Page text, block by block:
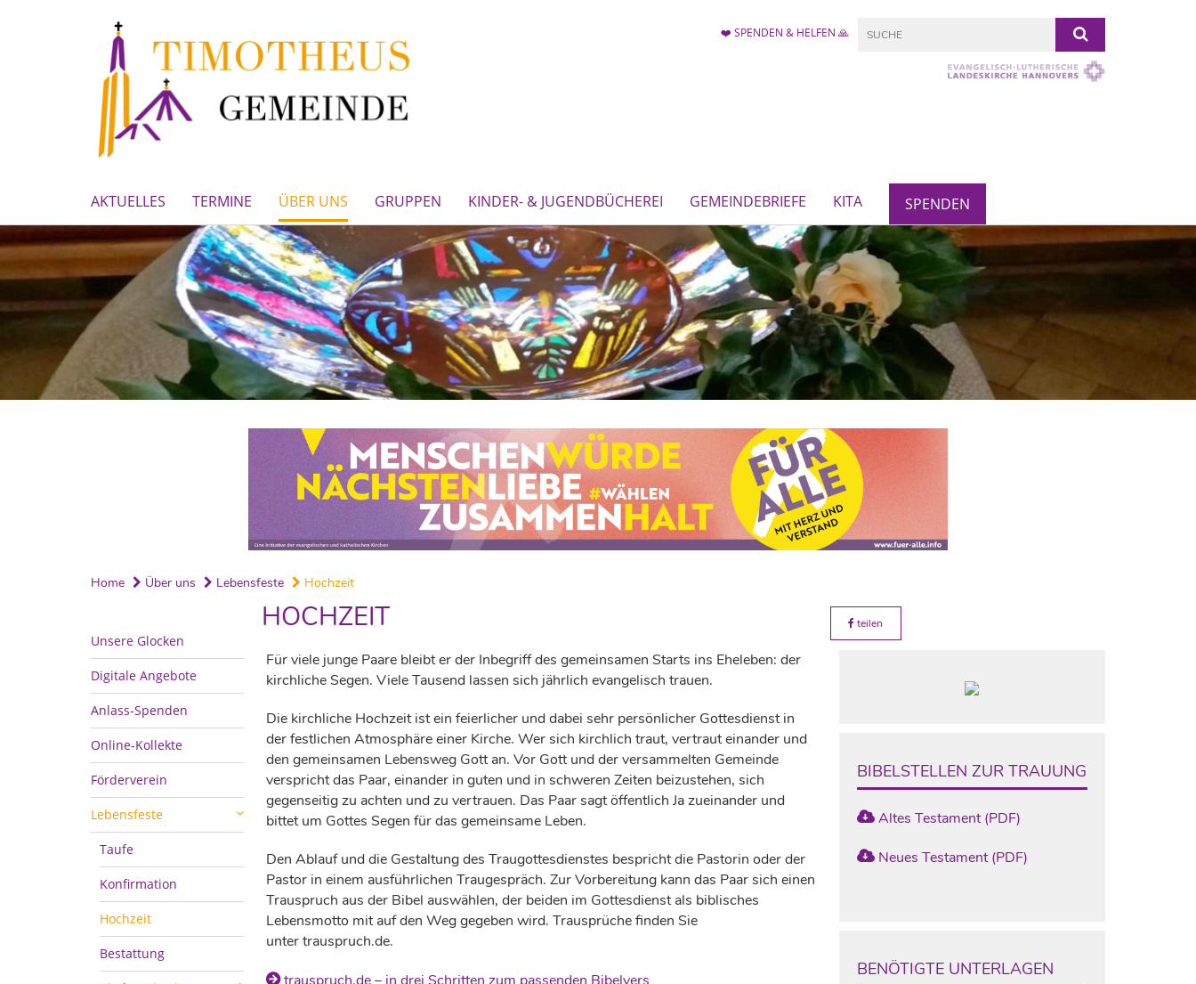
❤️ SPENDEN & HELFEN 🙏
AKTUELLES TERMINE ÜBER UNS GRUPPEN KINDER- & JUGENDBÜCHEREI GEMEINDEBRIEFE KITA SPENDEN
Home Über uns Lebensfeste Hochzeit
Unsere Glocken
Digitale Angebote
Anlass-Spenden
Online-Kollekte
Förderverein
Lebensfeste
Taufe
Konfirmation
Hochzeit
Bestattung
HOCHZEIT teilen
Für viele junge Paare bleibt er der Inbegriff des gemeinsamen Starts ins Eheleben: der
kirchliche Segen. Viele Tausend lassen sich jährlich evangelisch trauen.
Die kirchliche Hochzeit ist ein feierlicher und dabei sehr persönlicher Gottesdienst in
der festlichen Atmosphäre einer Kirche. Wer sich kirchlich traut, vertraut einander und
den gemeinsamen Lebensweg Gott an. Vor Gott und der versammelten Gemeinde
verspricht das Paar, einander in guten und in schweren Zeiten beizustehen, sich
gegenseitig zu achten und zu vertrauen. Das Paar sagt öffentlich Ja zueinander und
bittet um Gottes Segen für das gemeinsame Leben.
Den Ablauf und die Gestaltung des Traugottesdienstes bespricht die Pastorin oder der
Pastor in einem ausführlichen Traugespräch. Zur Vorbereitung kann das Paar sich einen
Trauspruch aus der Bibel auswählen, der beiden im Gottesdienst als biblisches
Lebensmotto mit auf den Weg gegeben wird. Trausprüche finden Sie
unter trauspruch.de.
BIBELSTELLEN ZUR TRAUUNG
Altes Testament (PDF)
Neues Testament (PDF)
BENÖTIGTE UNTERLAGEN